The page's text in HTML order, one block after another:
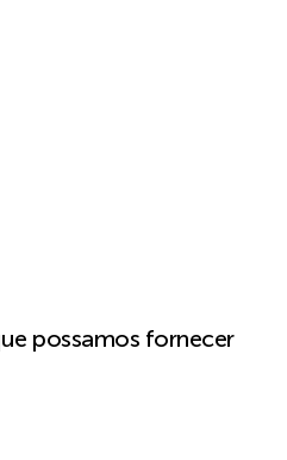
possamos fornecer